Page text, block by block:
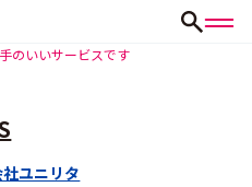
のいいサービスです
ユニリタ